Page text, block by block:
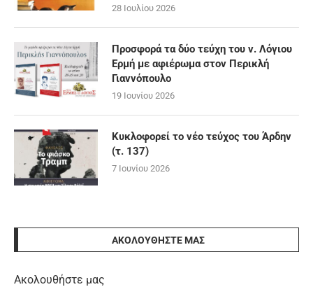
28 Ιουλίου 2026
Προσφορά τα δύο τεύχη του ν. Λόγιου
Ερμή με αφιέρωμα στον Περικλή
Γιαννόπουλο
19 Ιουνίου 2026
Κυκλοφορεί το νέο τεύχος του Άρδην
(τ. 137)
7 Ιουνίου 2026
ΑΚΟΛΟΥΘΉΣΤΕ ΜΑΣ
Ακολουθήστε μας